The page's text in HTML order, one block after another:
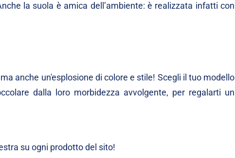
la suola è amica dell’ambiente: è realizzata infatti con
anche un'esplosione di colore e stile! Scegli il tuo modello
dalla loro morbidezza avvolgente, per regalarti un
su ogni prodotto del sito!